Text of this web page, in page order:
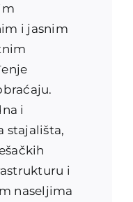
i jasnim
i
stajališta,
i
naseljima